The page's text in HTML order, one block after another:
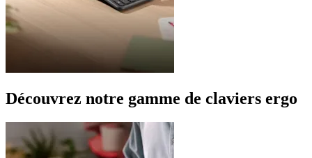
Découvrez notre gamme de claviers ergo